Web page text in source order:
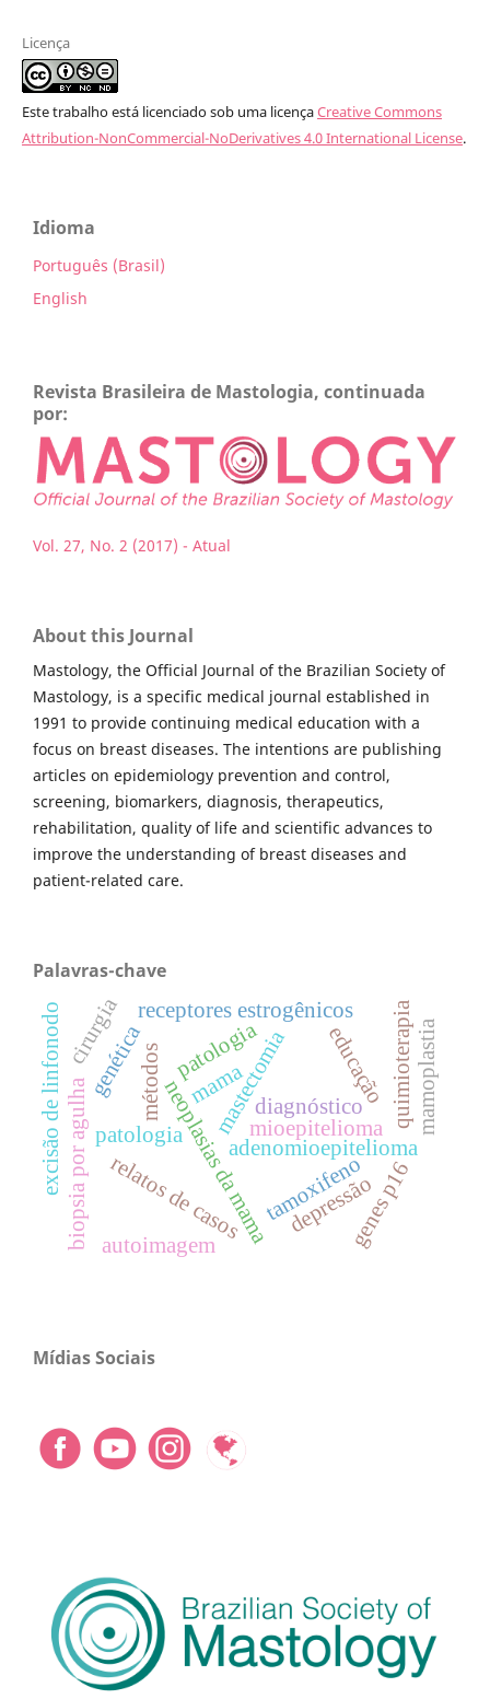
Licença
Este trabalho está licenciado sob uma licençaCreative Commons
Attribution-NonCommercial-NoDerivatives 4.0 International License.
Idioma
Português (Brasil)
English
Revista Brasileira de Mastologia, continuada
por:
Vol. 27, No. 2 (2017) - Atual
About this Journal
Mastology, the Official Journal of the Brazilian Society of
Mastology, is a specific medical journal established in
1991 to provide continuing medical education with a
focus on breast diseases. The intentions are publishing
articles on epidemiology prevention and control,
screening, biomarkers, diagnosis, therapeutics,
rehabilitation, quality of life and scientific advances to
improve the understanding of breast diseases and
patient-related care.
Palavras-chave
adenomioepitelioma
mioepitelioma
relatos de casos
neoplasias da mama
patologia
métodos patologia
biopsia por agulha
excisão de linfonodo mastectomia
mama
tamoxifeno
quimioterapia
diagnóstico
receptores estrogênicos
genes p16
genética mamoplastia
autoimagem
cirurgia educação
depressão
Mídias Sociais